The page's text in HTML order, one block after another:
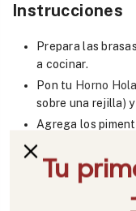
Instrucciones
Prepara las
a cocinar.
Pon tu Horno
sobre una rejilla)
Agrega los
hasta que
Añade las
que estén
Agrega el ajo, el